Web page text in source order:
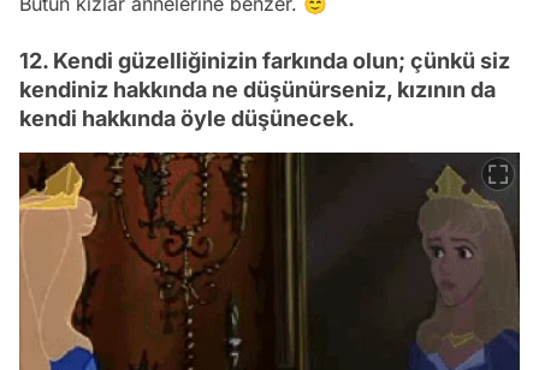
12. Kendi güzelliğinizin farkında olun; çünkü siz
kendiniz hakkında ne düşünürseniz, kızının da
kendi hakkında öyle düşünecek.